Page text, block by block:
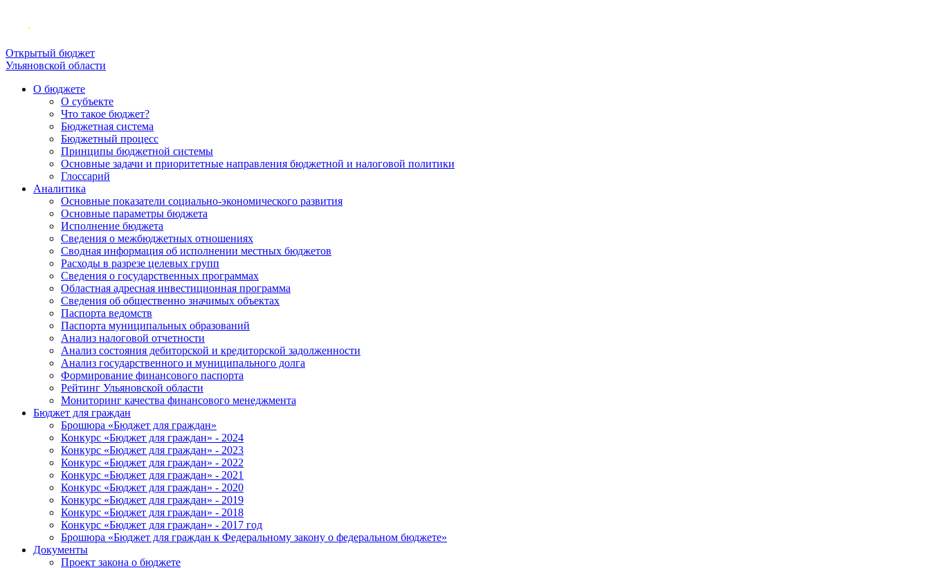
Открытый бюджет
Ульяновской области
О бюджете
О субъекте
Что такое бюджет?
Бюджетная система
Бюджетный процесс
Принципы бюджетной системы
Основные задачи и приоритетные направления бюджетной и налоговой политики
Глоссарий
Аналитика
Основные показатели социально-экономического развития
Основные параметры бюджета
Исполнение бюджета
Сведения о межбюджетных отношениях
Сводная информация об исполнении местных бюджетов
Расходы в разрезе целевых групп
Сведения о государственных программах
Областная адресная инвестиционная программа
Сведения об общественно значимых объектах
Паспорта ведомств
Паспорта муниципальных образований
Анализ налоговой отчетности
Анализ состояния дебиторской и кредиторской задолженности
Анализ государственного и муниципального долга
Формирование финансового паспорта
Рейтинг Ульяновской области
Мониторинг качества финансового менеджмента
Бюджет для граждан
Брошюра «Бюджет для граждан»
Конкурс «Бюджет для граждан» - 2024
Конкурс «Бюджет для граждан» - 2023
Конкурс «Бюджет для граждан» - 2022
Конкурс «Бюджет для граждан» - 2021
Конкурс «Бюджет для граждан» - 2020
Конкурс «Бюджет для граждан» - 2019
Конкурс «Бюджет для граждан» - 2018
Конкурс «Бюджет для граждан» - 2017 год
Брошюра «Бюджет для граждан к Федеральному закону о федеральном бюджете»
Документы
Проект закона о бюджете